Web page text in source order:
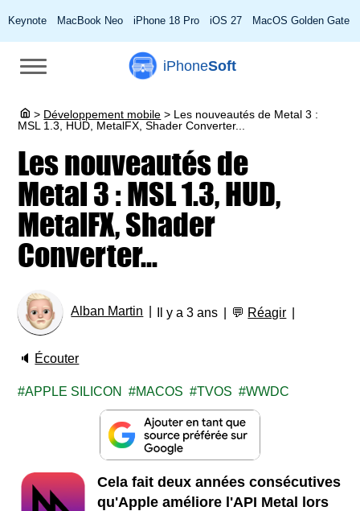
Keynote MacBook Neo iPhone 18 Pro iOS 27 MacOS Golden Gate
iPhoneSoft
> Développement mobile > Les nouveautés de Metal 3 :
MSL 1.3, HUD, MetalFX, Shader Converter...
Les nouveautés de
Metal 3 : MSL 1.3, HUD,
MetalFX, Shader
Converter...
Alban Martin Il y a 3 ans 💬 Réagir
🔈 Écouter
APPLE SILICON MACOS TVOS WWDC
Cela fait deux années consécutives
qu'Apple améliore l'API Metal lors